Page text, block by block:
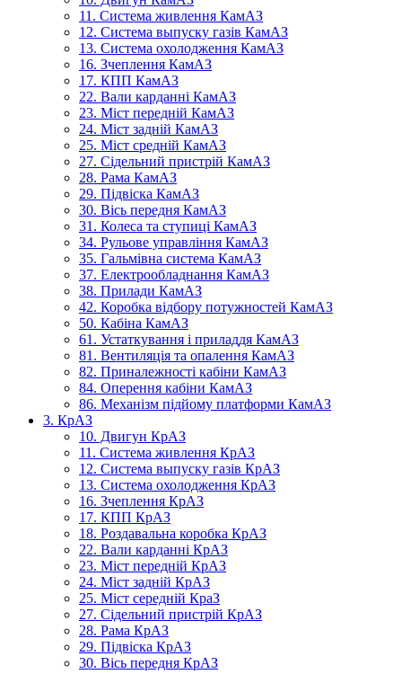
11. Система живлення КамАЗ
12. Система выпуску газів КамАЗ
13. Система охолодження КамАЗ
16. Зчеплення КамАЗ
17. КПП КамАЗ
22. Вали карданні КамАЗ
23. Міст передній КамАЗ
24. Міст задній КамАЗ
25. Міст средній КамАЗ
27. Сідельний пристрій КамАЗ
28. Рама КамАЗ
29. Підвіска КамАЗ
30. Вісь передня КамАЗ
31. Колеса та ступиці КамАЗ
34. Рульове управління КамАЗ
35. Гальмівна система КамАЗ
37. Електрообладнання КамАЗ
38. Прилади КамАЗ
42. Коробка відбору потужностей КамАЗ
50. Кабіна КамАЗ
61. Устаткування і приладдя КамАЗ
81. Вентиляція та опалення КамАЗ
82. Приналежності кабіни КамАЗ
84. Оперення кабіни КамАЗ
86. Механізм підйому платформи КамАЗ
3. КрАЗ
10. Двигун КрАЗ
11. Система живлення КрАЗ
12. Система выпуску газів КрАЗ
13. Система охолодження КрАЗ
16. Зчеплення КрАЗ
17. КПП КрАЗ
18. Роздавальна коробка КрАЗ
22. Вали карданні КрАЗ
23. Міст передній КрАЗ
24. Міст задній КрАЗ
25. Міст середній КраЗ
27. Сідельний пристрій КрАЗ
28. Рама КрАЗ
29. Підвіска КрАЗ
30. Вісь передня КрАЗ